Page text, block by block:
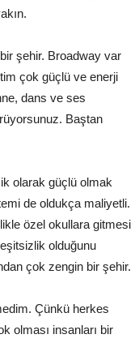
şehir. Broadway var
çok güçlü ve enerji
dans ve ses
Baştan
olarak güçlü olmak
de oldukça maliyetli.
özel okullara gitmesi
olduğunu
çok zengin bir şehir.
Çünkü herkes
olması insanları bir